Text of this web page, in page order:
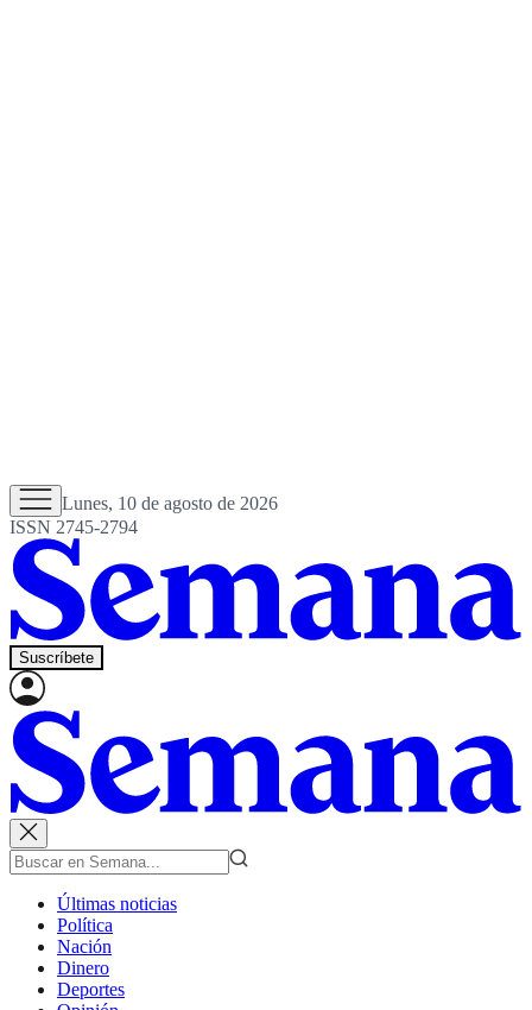
Lunes, 10 de agosto de 2026
ISSN 2745-2794
Suscríbete
Últimas noticias
Política
Nación
Dinero
Deportes